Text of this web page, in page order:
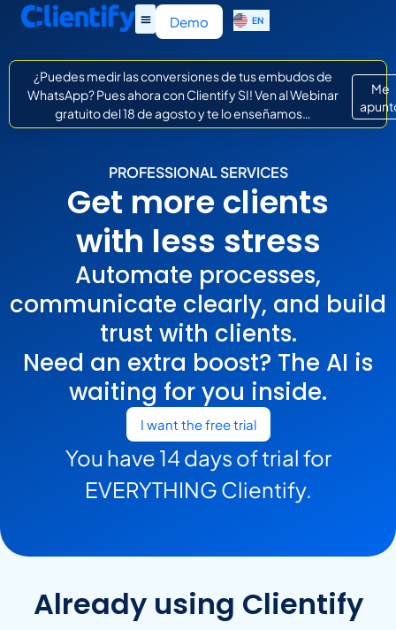
Demo EN
IT
¿Puedes medir las conversiones de tus embudos de
WhatsApp? Pues ahora con Clientify SI! Ven al Webinar
gratuito del 18 de agosto y te lo enseñamos…
Me
PROFESSIONAL SERVICES
Get more clients
with less stress
Automate processes,
communicate clearly, and build
trust with clients.
Need an extra boost? The AI is
waiting for you inside.
I want the free trial
You have 14 days of trial for
EVERYTHING Clientify.
Already using Clientify